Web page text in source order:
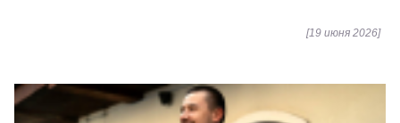
[19 июня 2026]